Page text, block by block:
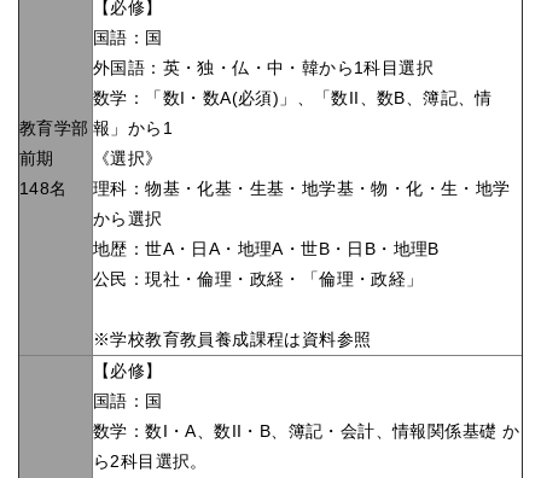
教育学部
前期
148名
【必修】
国語：国
外国語：英・独・仏・中・韓から1科目選択
数学：「数I・数A(必須)」、「数II、数B、簿記、情
報」から1
《選択》
理科：物基・化基・生基・地学基・物・化・生・地学
から選択
地歴：世A・日A・地理A・世B・日B・地理B
公民：現社・倫理・政経・「倫理・政経」
※学校教育教員養成課程は資料参照
【必修】
国語：国
数学：数I・A、数II・B、簿記・会計、情報関係基礎 か
ら2科目選択。